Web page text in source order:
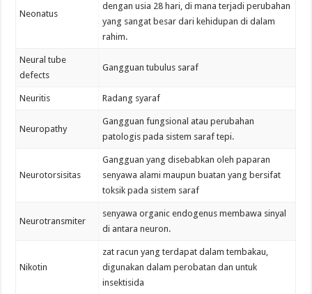
Neonatus
dengan usia 28 hari, di mana terjadi perubahan
yang sangat besar dari kehidupan di dalam
rahim.
Neural tube
defects
Gangguan tubulus saraf
Neuritis Radang syaraf
Neuropathy
Gangguan fungsional atau perubahan
patologis pada sistem saraf tepi.
Neurotorsisitas
Gangguan yang disebabkan oleh paparan
senyawa alami maupun buatan yang bersifat
toksik pada sistem saraf
Neurotransmiter
senyawa organic endogenus membawa sinyal
di antara neuron.
Nikotin
zat racun yang terdapat dalam tembakau,
digunakan dalam perobatan dan untuk
insektisida